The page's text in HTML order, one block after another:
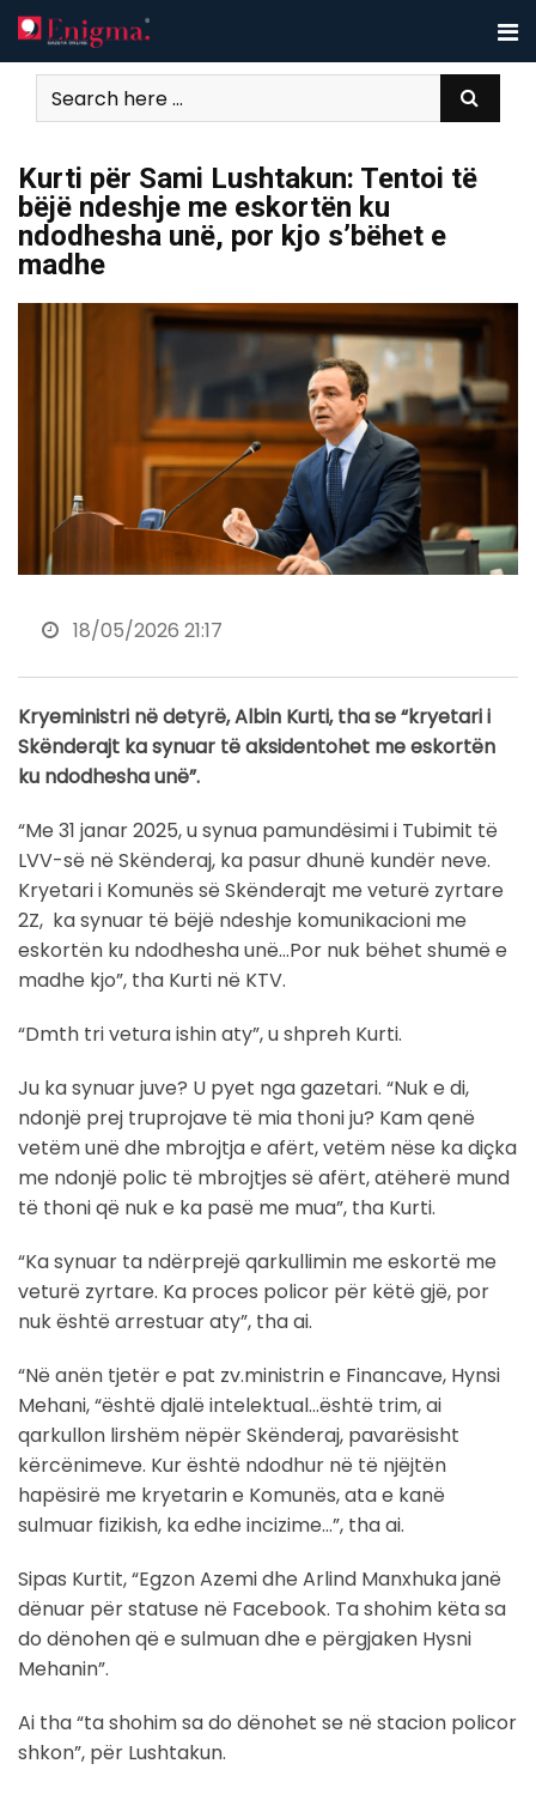
Skip
to
content
Kurti për Sami Lushtakun: Tentoi të
bëjë ndeshje me eskortën ku
ndodhesha unë, por kjo s’bëhet e
madhe
18/05/2026 21:17
Kryeministri në detyrë, Albin Kurti, tha se “kryetari i
Skënderajt ka synuar të aksidentohet me eskortën
ku ndodhesha unë”.
“Me 31 janar 2025, u synua pamundësimi i Tubimit të
LVV-së në Skënderaj, ka pasur dhunë kundër neve.
Kryetari i Komunës së Skënderajt me veturë zyrtare
2Z, ka synuar të bëjë ndeshje komunikacioni me
eskortën ku ndodhesha unë…Por nuk bëhet shumë e
madhe kjo”, tha Kurti në KTV.
“Dmth tri vetura ishin aty”, u shpreh Kurti.
Ju ka synuar juve? U pyet nga gazetari. “Nuk e di,
ndonjë prej truprojave të mia thoni ju? Kam qenë
vetëm unë dhe mbrojtja e afërt, vetëm nëse ka diçka
me ndonjë polic të mbrojtjes së afërt, atëherë mund
të thoni që nuk e ka pasë me mua”, tha Kurti.
“Ka synuar ta ndërprejë qarkullimin me eskortë me
veturë zyrtare. Ka proces policor për këtë gjë, por
nuk është arrestuar aty”, tha ai.
“Në anën tjetër e pat zv.ministrin e Financave, Hynsi
Mehani, “është djalë intelektual…është trim, ai
qarkullon lirshëm nëpër Skënderaj, pavarësisht
kërcënimeve. Kur është ndodhur në të njëjtën
hapësirë me kryetarin e Komunës, ata e kanë
sulmuar fizikish, ka edhe incizime…”, tha ai.
Sipas Kurtit, “Egzon Azemi dhe Arlind Manxhuka janë
dënuar për statuse në Facebook. Ta shohim këta sa
do dënohen që e sulmuan dhe e përgjaken Hysni
Mehanin”.
Ai tha “ta shohim sa do dënohet se në stacion policor
shkon”, për Lushtakun.